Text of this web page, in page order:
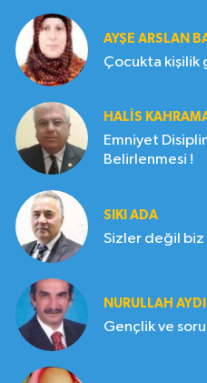
AYŞE ARSLAN
Çocukta kişilik
HALIS
Emniyet
Belirlenmesi !
SIKI ADA
Sizler değil biz
NURULLAH
Gençlik